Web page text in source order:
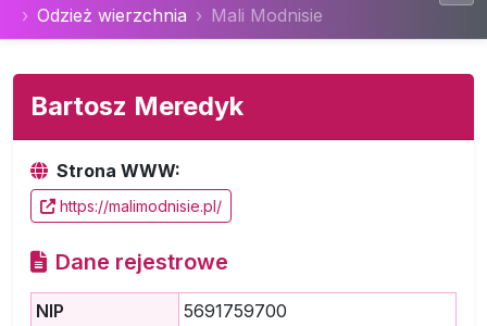
Odzież wierzchnia
Mali Modnisie
Bartosz Meredyk
Strona WWW:
https://malimodnisie.pl/
Dane rejestrowe
NIP
5691759700